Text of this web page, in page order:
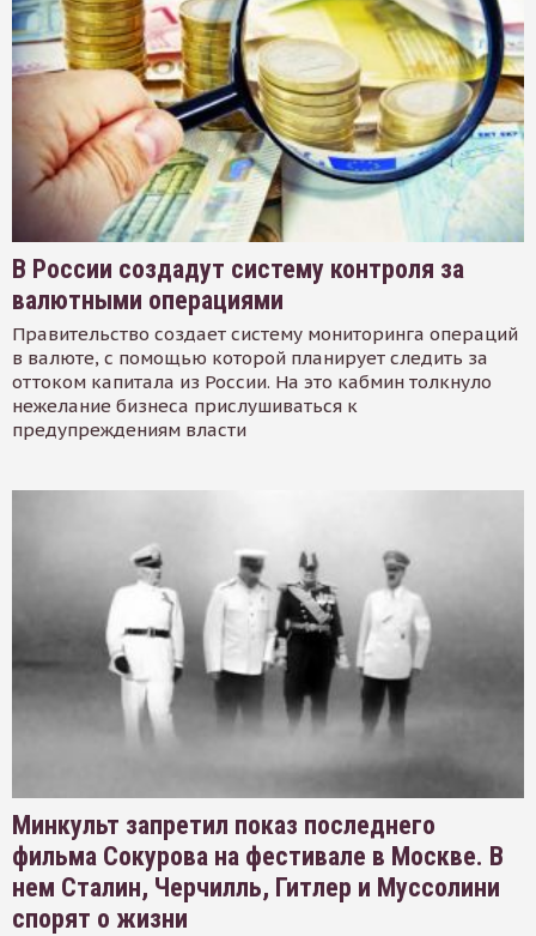
В России создадут систему контроля за
валютными операциями
Правительство создает систему мониторинга операций
в валюте, с помощью которой планирует следить за
оттоком капитала из России. На это кабмин толкнуло
нежелание бизнеса прислушиваться к
предупреждениям власти
Минкульт запретил показ последнего
фильма Сокурова на фестивале в Москве. В
нем Сталин, Черчилль, Гитлер и Муссолини
спорят о жизни